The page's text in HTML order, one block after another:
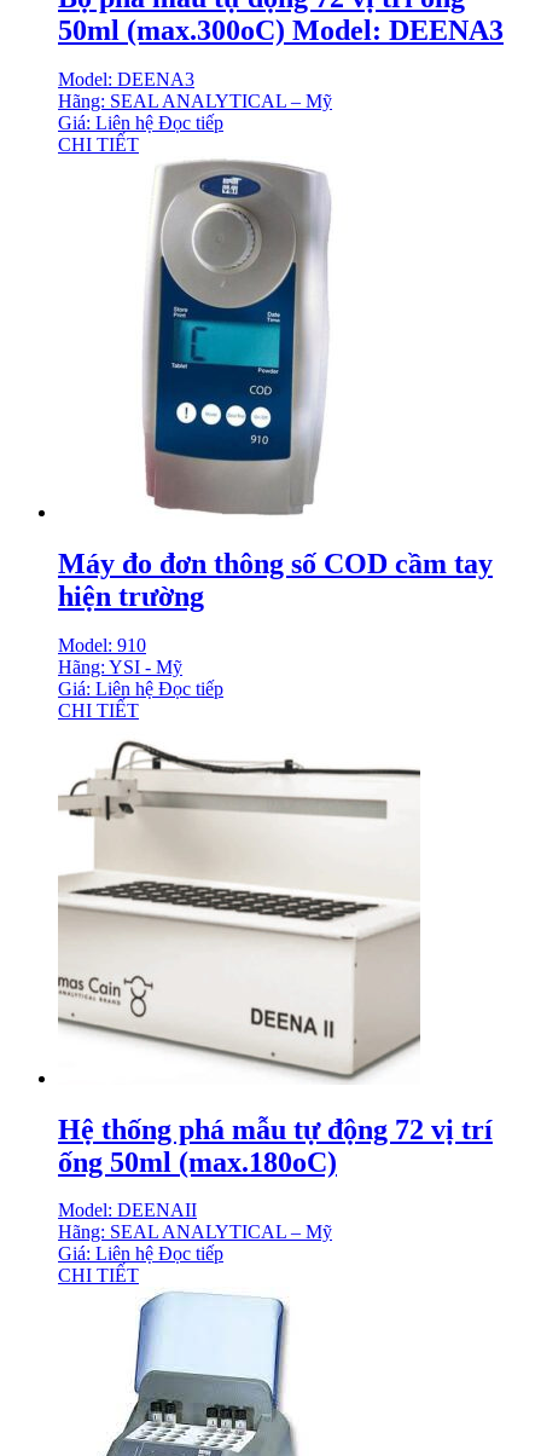
50ml (max.300oC) Model: DEENA3
Model: DEENA3
Hãng: SEAL ANALYTICAL – Mỹ
Giá: Liên hệ Đọc tiếp
CHI TIẾT
Máy đo đơn thông số COD cầm tay
hiện trường
Model: 910
Hãng: YSI - Mỹ
Giá: Liên hệ Đọc tiếp
CHI TIẾT
Hệ thống phá mẫu tự động 72 vị trí
ống 50ml (max.180oC)
Model: DEENAII
Hãng: SEAL ANALYTICAL – Mỹ
Giá: Liên hệ Đọc tiếp
CHI TIẾT